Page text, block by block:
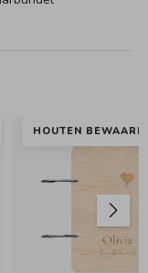
HOUTEN